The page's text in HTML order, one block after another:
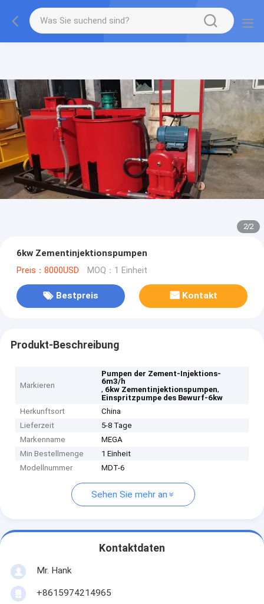
2/2
6kw Zementinjektionspumpen
Preis：8000USD MOQ：1 Einheit
Bestpreis Kontakt
Produkt-Beschreibung
Markieren
Pumpen der Zement-Injektions-
6m3/h
, 6kw Zementinjektionspumpen,
Einspritzpumpe des Bewurf-6kw
Herkunftsort
China
Lieferzeit
5-8 Tage
Markenname
MEGA
Min Bestellmenge
1 Einheit
Modellnummer
MDT-6
Sehen Sie mehr an
Kontaktdaten
Mr. Hank
+8615974214965